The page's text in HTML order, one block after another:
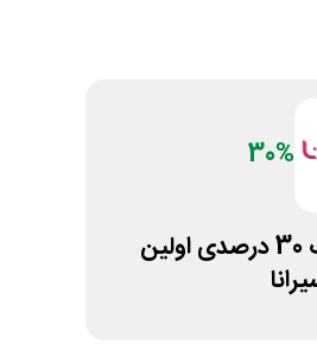
30%
کد تخفیف 30 درصدی اولین